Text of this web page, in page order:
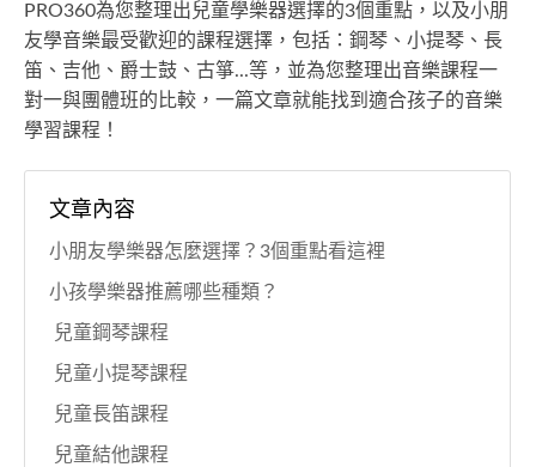
PRO360為您整理出兒童學樂器選擇的3個重點，以及小朋
友學音樂最受歡迎的課程選擇，包括：鋼琴、小提琴、長
笛、吉他、爵士鼓、古箏...等，並為您整理出音樂課程一
對一與團體班的比較，一篇文章就能找到適合孩子的音樂
學習課程！
文章內容
小朋友學樂器怎麼選擇？3個重點看這裡
小孩學樂器推薦哪些種類？
兒童鋼琴課程
兒童小提琴課程
兒童長笛課程
兒童結他課程